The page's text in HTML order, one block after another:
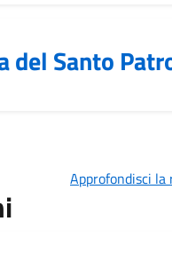
del Santo
Approfondisci